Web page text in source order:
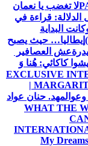
لا تغضب يا نعمان
الدلالة: قراءة في
البداية
إيطاليا… حيث يصبح
عش العصافير
کاکائي: هُنا وَ
EXCLUSIVE
|
د. حنان عواد
WHAT THE
My